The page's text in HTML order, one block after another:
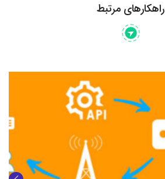
راهکارهای مرتبط